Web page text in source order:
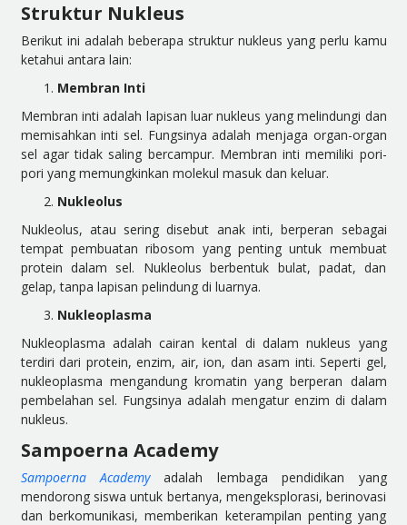
Struktur Nukleus
Berikut ini adalah beberapa struktur nukleus yang perlu kamu
ketahui antara lain:
Membran Inti
Membran inti adalah lapisan luar nukleus yang melindungi dan
memisahkan inti sel. Fungsinya adalah menjaga organ-organ
sel agar tidak saling bercampur. Membran inti memiliki pori-
pori yang memungkinkan molekul masuk dan keluar.
Nukleolus
Nukleolus, atau sering disebut anak inti, berperan sebagai
tempat pembuatan ribosom yang penting untuk membuat
protein dalam sel. Nukleolus berbentuk bulat, padat, dan
gelap, tanpa lapisan pelindung di luarnya.
Nukleoplasma
Nukleoplasma adalah cairan kental di dalam nukleus yang
terdiri dari protein, enzim, air, ion, dan asam inti. Seperti gel,
nukleoplasma mengandung kromatin yang berperan dalam
pembelahan sel. Fungsinya adalah mengatur enzim di dalam
nukleus.
Sampoerna Academy
Sampoerna Academyadalah lembaga pendidikan yang
mendorong siswa untuk bertanya, mengeksplorasi, berinovasi
dan berkomunikasi, memberikan keterampilan penting yang